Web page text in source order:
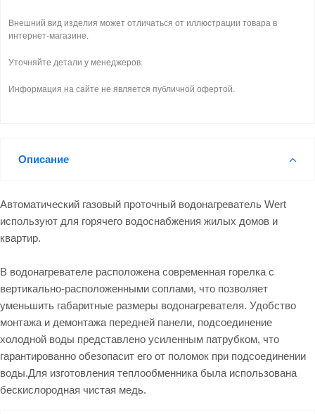
Внешний вид изделия может отличаться от иллюстрации товара в
интернет-магазине.
Уточняйте детали у менеджеров.
Информация на сайте не является публичной офертой.
Описание
Автоматический газовый проточный водонагреватель Wert
используют для горячего водоснабжения жилых домов и
квартир.
В водонагревателе расположена современная горелка c
вертикально-расположенными соплами, что позволяет
уменьшить габаритные размеры водонагревателя. Удобство
монтажа и демонтажа передней панели, подсоединение
холодной воды представлено усиленным патрубком, что
гарантированно обезопасит его от поломок при подсоединении
воды.Для изготовления теплообменника была использована
бескислородная чистая медь.